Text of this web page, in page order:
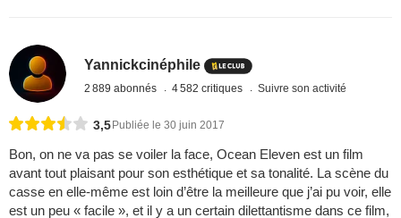
Yannickcinéphile
2 889 abonnés 4 582 critiques Suivre son activité
3,5Publiée le 30 juin 2017
Bon, on ne va pas se voiler la face, Ocean Eleven est un film
avant tout plaisant pour son esthétique et sa tonalité. La scène du
casse en elle-même est loin d’être la meilleure que j’ai pu voir, elle
est un peu « facile », et il y a un certain dilettantisme dans ce film,